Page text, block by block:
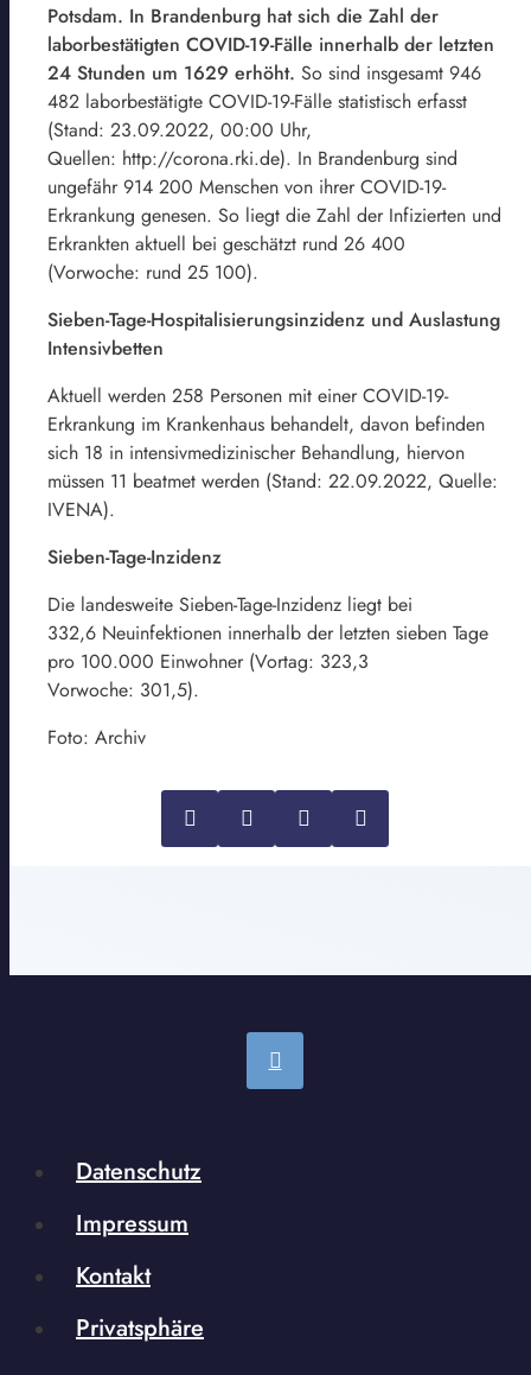
Potsdam. In Brandenburg hat sich die Zahl der
laborbestätigten COVID-19-Fälle innerhalb der letzten
24 Stunden um 1629 erhöht. So sind insgesamt 946
482 laborbestätigte COVID-19-Fälle statistisch erfasst
(Stand: 23.09.2022, 00:00 Uhr,
Quellen: http://corona.rki.de). In Brandenburg sind
ungefähr 914 200 Menschen von ihrer COVID-19-
Erkrankung genesen. So liegt die Zahl der Infizierten und
Erkrankten aktuell bei geschätzt rund 26 400
(Vorwoche: rund 25 100).
Sieben-Tage-Hospitalisierungsinzidenz und Auslastung
Intensivbetten
Aktuell werden 258 Personen mit einer COVID-19-
Erkrankung im Krankenhaus behandelt, davon befinden
sich 18 in intensivmedizinischer Behandlung, hiervon
müssen 11 beatmet werden (Stand: 22.09.2022, Quelle:
IVENA).
Sieben-Tage-Inzidenz
Die landesweite Sieben-Tage-Inzidenz liegt bei
332,6 Neuinfektionen innerhalb der letzten sieben Tage
pro 100.000 Einwohner (Vortag: 323,3
Vorwoche: 301,5).
Foto: Archiv
Datenschutz
Impressum
Kontakt
Privatsphäre